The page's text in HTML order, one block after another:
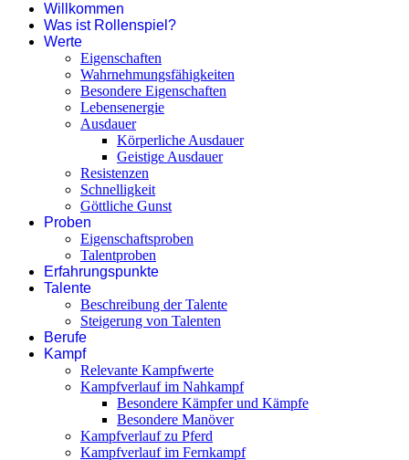
Willkommen
Was ist Rollenspiel?
Werte
Eigenschaften
Wahrnehmungsfähigkeiten
Besondere Eigenschaften
Lebensenergie
Ausdauer
Körperliche Ausdauer
Geistige Ausdauer
Resistenzen
Schnelligkeit
Göttliche Gunst
Proben
Eigenschaftsproben
Talentproben
Erfahrungspunkte
Talente
Beschreibung der Talente
Steigerung von Talenten
Berufe
Kampf
Relevante Kampfwerte
Kampfverlauf im Nahkampf
Besondere Kämpfer und Kämpfe
Besondere Manöver
Kampfverlauf zu Pferd
Kampfverlauf im Fernkampf